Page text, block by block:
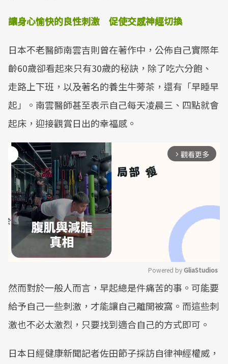
讓身心愉快的良性刺激 促使交感神經切換
日本不老醫師南雲吉則曾在著作中，公佈自己實際年
齡60歲卻看起來只有30歲的秘訣，除了吃六分飽、
走路上下班，以及著名的養生牛蒡茶，還有「早睡早
起」。南雲醫師甚至表示自己每天凌晨三、四點就會
起床，迎接觀賞日出的幸福感。
arrow_forward_ios 觀看更多
Mute
Powered by GliaStudios
然而對於一般人而言，早起總是件痛苦的事。可能要
給予自己一些刺激，才能讓自己離開被窩。而這些刺
激也不必太激烈，只要找到適合自己的方式即可。
日本日經健康新聞記者佐田節子採訪自律神經權威，